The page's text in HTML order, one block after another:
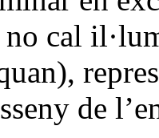
cal
de